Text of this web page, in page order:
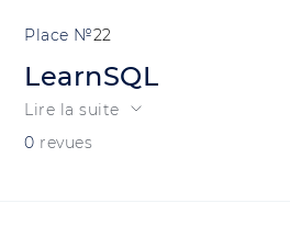
22
LearnSQL
Lire la suite
0 revues